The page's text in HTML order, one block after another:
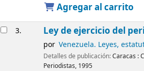
Agregar al carrito
3. Ley de ejercicio del
por Venezuela. Leyes,
Detalles de publicación:Caracas :
Periodistas, 1995